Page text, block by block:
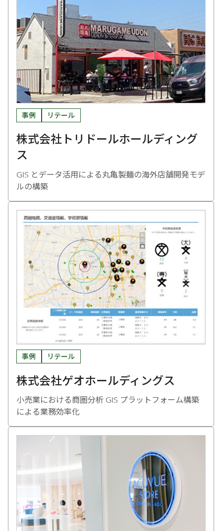
事例 リテール
株式会社トリドールホールディング
ス
GIS とデータ活用による丸亀製麺の海外店舗開発モデ
ルの構築
事例 リテール
株式会社ゲオホールディングス
小売業における商圏分析 GIS プラットフォーム構築
による業務効率化